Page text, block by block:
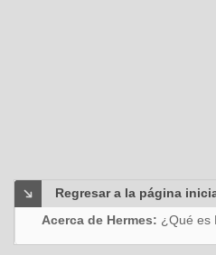
Regresar a la página
Acerca de Hermes: ¿Qué es